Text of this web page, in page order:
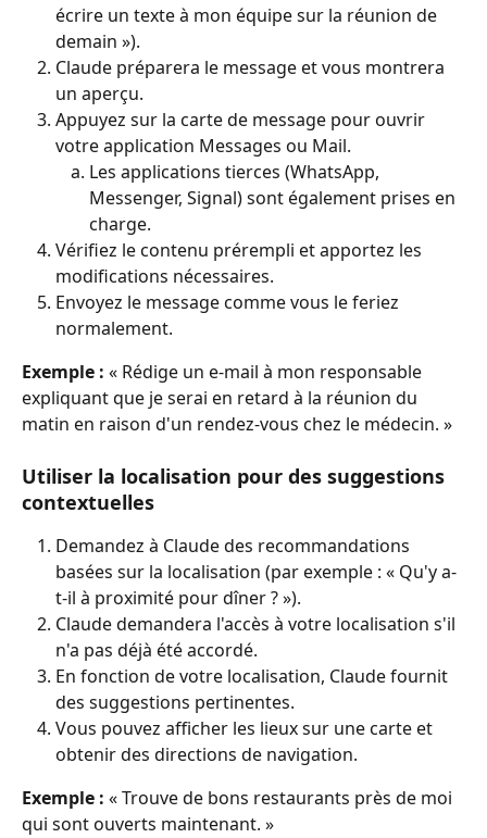
écrire un texte à mon équipe sur la réunion de
demain »).
Claude préparera le message et vous montrera
un aperçu.
Appuyez sur la carte de message pour ouvrir
votre application Messages ou Mail.
Les applications tierces (WhatsApp,
Messenger, Signal) sont également prises en
charge.
Vérifiez le contenu prérempli et apportez les
modifications nécessaires.
Envoyez le message comme vous le feriez
normalement.
Exemple : « Rédige un e-mail à mon responsable
expliquant que je serai en retard à la réunion du
matin en raison d'un rendez-vous chez le médecin. »
Utiliser la localisation pour des suggestions
contextuelles
Demandez à Claude des recommandations
basées sur la localisation (par exemple : « Qu'y a-
t-il à proximité pour dîner ? »).
Claude demandera l'accès à votre localisation s'il
n'a pas déjà été accordé.
En fonction de votre localisation, Claude fournit
des suggestions pertinentes.
Vous pouvez afficher les lieux sur une carte et
obtenir des directions de navigation.
Exemple : « Trouve de bons restaurants près de moi
qui sont ouverts maintenant. »